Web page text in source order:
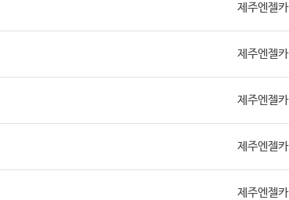
제주엔젤카
제주엔젤카
제주엔젤카
제주엔젤카
제주엔젤카